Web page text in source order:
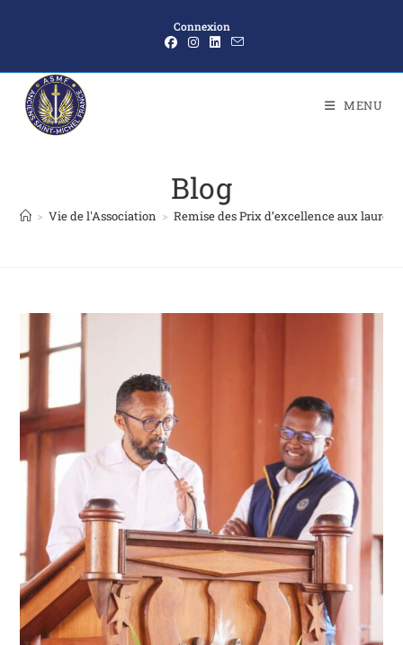
Connexion
MENU
Blog
> Vie de l'Association > Remise des Prix d’excellence aux